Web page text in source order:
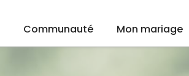
Communauté Mon mariage